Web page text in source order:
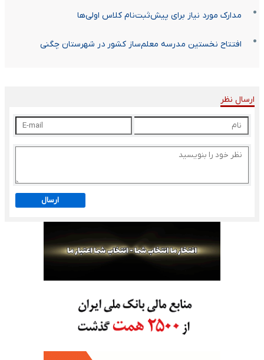
مدارک مورد نیاز برای پیش‌ثبت‌نام کلاس اولی‌ها
افتتاح نخستین مدرسه معلم‌ساز کشور در شهرستان چگنی
ارسال نظر
ارسال